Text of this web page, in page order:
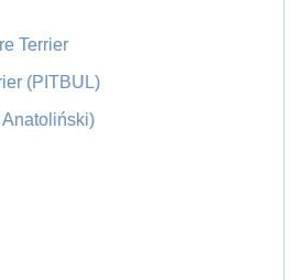
Terrier
(PITBUL)